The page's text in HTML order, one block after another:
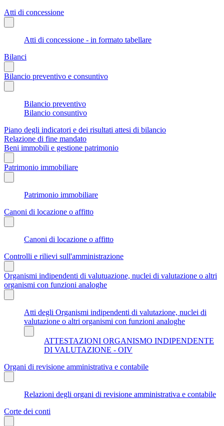
Atti di concessione
Atti di concessione - in formato tabellare
Bilanci
Bilancio preventivo e consuntivo
Bilancio preventivo
Bilancio consuntivo
Piano degli indicatori e dei risultati attesi di bilancio
Relazione di fine mandato
Beni immobili e gestione patrimonio
Patrimonio immobiliare
Patrimonio immobiliare
Canoni di locazione o affitto
Canoni di locazione o affitto
Controlli e rilievi sull'amministrazione
Organismi indipendenti di valutuazione, nuclei di valutazione o altri
organismi con funzioni analoghe
Atti degli Organismi indipendenti di valutazione, nuclei di
valutazione o altri organismi con funzioni analoghe
ATTESTAZIONI ORGANISMO INDIPENDENTE
DI VALUTAZIONE - OIV
Organi di revisione amministrativa e contabile
Relazioni degli organi di revisione amministrativa e contabile
Corte dei conti